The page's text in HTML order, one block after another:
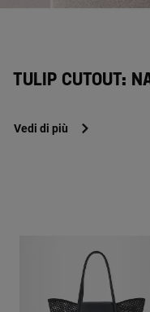
TULIP CUTOUT:
Vedi di più